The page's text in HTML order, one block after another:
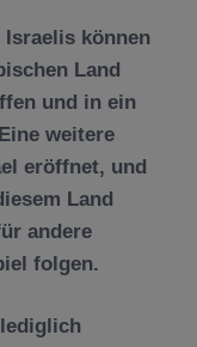
können
Land
und in ein
weitere
eröffnet, und
Land
andere
folgen.